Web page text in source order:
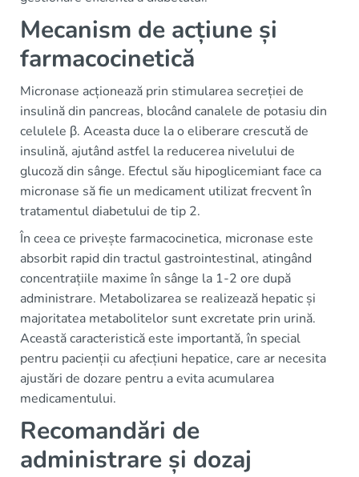
Mecanism de acțiune și
farmacocinetică
Micronase acționează prin stimularea secreției de
insulină din pancreas, blocând canalele de potasiu din
celulele β. Aceasta duce la o eliberare crescută de
insulină, ajutând astfel la reducerea nivelului de
glucoză din sânge. Efectul său hipoglicemiant face ca
micronase să fie un medicament utilizat frecvent în
tratamentul diabetului de tip 2.
În ceea ce privește farmacocinetica, micronase este
absorbit rapid din tractul gastrointestinal, atingând
concentrațiile maxime în sânge la 1-2 ore după
administrare. Metabolizarea se realizează hepatic și
majoritatea metabolitelor sunt excretate prin urină.
Această caracteristică este importantă, în special
pentru pacienții cu afecțiuni hepatice, care ar necesita
ajustări de dozare pentru a evita acumularea
medicamentului.
Recomandări de
administrare și dozaj